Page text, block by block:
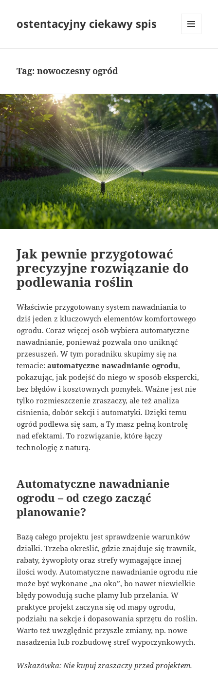
ostentacyjny ciekawy spis
Tag:nowoczesny ogród
Jak pewnie przygotować
precyzyjne rozwiązanie do
podlewania roślin
Właściwie przygotowany system nawadniania to
dziś jeden z kluczowych elementów komfortowego
ogrodu. Coraz więcej osób wybiera automatyczne
nawadnianie, ponieważ pozwala ono uniknąć
przesuszeń. W tym poradniku skupimy się na
temacie:automatyczne nawadnianie ogrodu,
pokazując, jak podejść do niego w sposób ekspercki,
bez błędów i kosztownych pomyłek. Ważne jest nie
tylko rozmieszczenie zraszaczy, ale też analiza
ciśnienia, dobór sekcji i automatyki. Dzięki temu
ogród podlewa się sam, a Ty masz pełną kontrolę
nad efektami. To rozwiązanie, które łączy
technologię z naturą.
Automatyczne nawadnianie
ogrodu – od czego zacząć
planowanie?
Bazą całego projektu jest sprawdzenie warunków
działki. Trzeba określić, gdzie znajduje się trawnik,
rabaty, żywopłoty oraz strefy wymagające innej
ilości wody. Automatyczne nawadnianie ogrodu nie
może być wykonane „na oko”, bo nawet niewielkie
błędy powodują suche plamy lub przelania. W
praktyce projekt zaczyna się od mapy ogrodu,
podziału na sekcje i dopasowania sprzętu do roślin.
Warto też uwzględnić przyszłe zmiany, np. nowe
nasadzenia lub rozbudowę stref wypoczynkowych.
Wskazówka: Nie kupuj zraszaczy przed projektem.